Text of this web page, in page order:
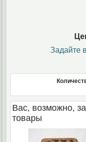
Задайте
Вас, возможно,
товары